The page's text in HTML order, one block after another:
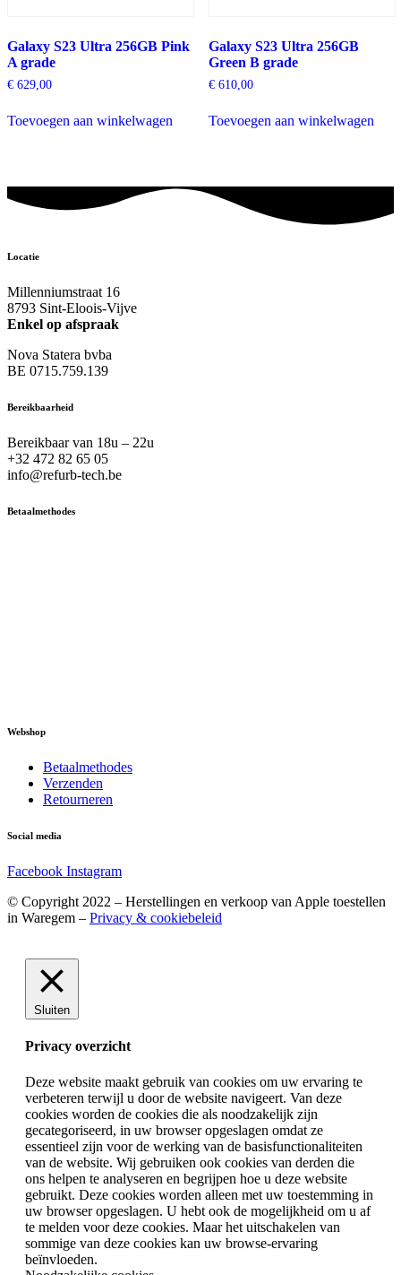
Galaxy S23 Ultra 256GB Pink
A grade
€ 629,00
Toevoegen aan winkelwagen
Galaxy S23 Ultra 256GB
Green B grade
€610,00
Toevoegen aan winkelwagen
Locatie
Millenniumstraat 16
8793 Sint-Eloois-Vijve
Enkel op afspraak
Nova Statera bvba
BE 0715.759.139
Bereikbaarheid
Bereikbaar van 18u – 22u
+32 472 82 65 05
info@refurb-tech.be
Betaalmethodes
Webshop
Betaalmethodes
Verzenden
Retourneren
Social media
Facebook Instagram
© Copyright 2022 – Herstellingen en verkoop van Apple toestellen
in Waregem – Privacy & cookiebeleid
Sluiten
Privacy overzicht
Deze website maakt gebruik van cookies om uw ervaring te
verbeteren terwijl u door de website navigeert. Van deze
cookies worden de cookies die als noodzakelijk zijn
gecategoriseerd, in uw browser opgeslagen omdat ze
essentieel zijn voor de werking van de basisfunctionaliteiten
van de website. Wij gebruiken ook cookies van derden die
ons helpen te analyseren en begrijpen hoe u deze website
gebruikt. Deze cookies worden alleen met uw toestemming in
uw browser opgeslagen. U hebt ook de mogelijkheid om u af
te melden voor deze cookies. Maar het uitschakelen van
sommige van deze cookies kan uw browse-ervaring
beïnvloeden.